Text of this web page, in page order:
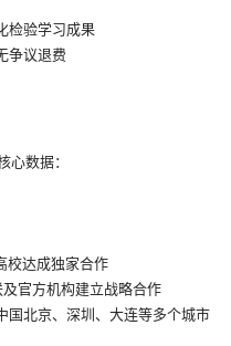
验学习成果
争议退费
数据：
达成独家合作
官方机构建立战略合作
北京、深圳、大连等多个城市